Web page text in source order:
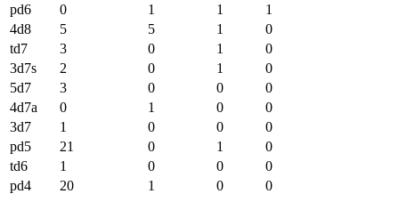
pd6 0 1 1
1
4d8
5 5 1
0
td7
3 0 1
0
3d7s
2 0 1
0
5d7
3 0 0
0
4d7a
0 1 0
0
3d7
1 0 0
0
pd5
21 0 1
0
td6
1 0 0
0
pd4
20 1 0 0